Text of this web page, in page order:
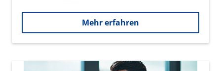
Mehr erfahren